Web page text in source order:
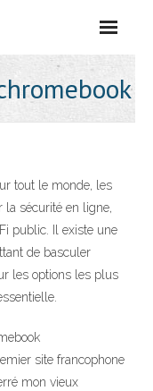
tout le monde, les
sécurité en ligne,
public. Il existe une
de basculer
les options les plus
site francophone
mon vieux